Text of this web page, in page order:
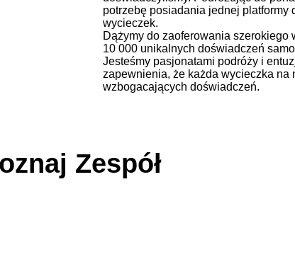
potrzebę posiadania jednej
wycieczek.
Dążymy do zaoferowania
10 000 unikalnych doświadczeń
Jesteśmy pasjonatami podróży i
zapewnienia, że każda wycieczka na
wzbogacających doświadczeń.
Zespół